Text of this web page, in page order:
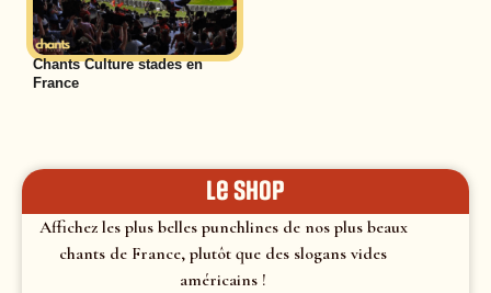
Chants Culture stades en
France
le shop
Affichez les plus belles punchlines de nos plus beaux
chants de France, plutôt que des slogans vides
américains !